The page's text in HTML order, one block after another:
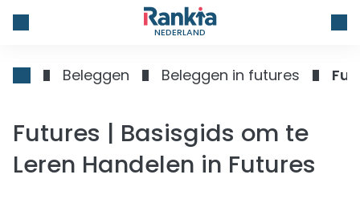
NEDERLAND
Beleggen Beleggen in futures
Futures | Basisgids om te
Leren Handelen in Futures